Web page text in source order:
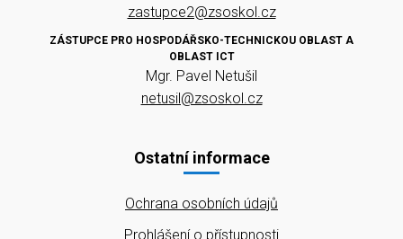
zastupce2@zsoskol.cz
ZÁSTUPCE PRO HOSPODÁŘSKO-TECHNICKOU OBLAST A
OBLAST ICT
Mgr. Pavel Netušil
netusil@zsoskol.cz
Ostatní informace
Ochrana osobních údajů
Prohlášení o přístupnosti